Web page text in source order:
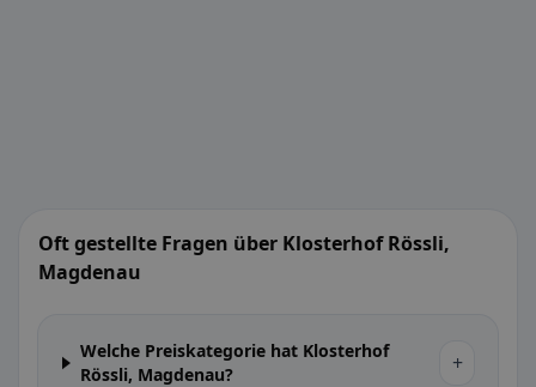
Oft gestellte Fragen über Klosterhof Rössli,
Magdenau
Welche Preiskategorie hat Klosterhof
Rössli, Magdenau?
+